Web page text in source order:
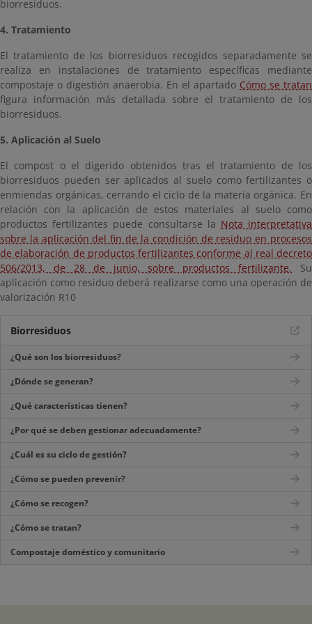
biorresiduos.
4. Tratamiento
El tratamiento de los biorresiduos recogidos separadamente se
realiza en instalaciones de tratamiento específicas mediante
compostaje o digestión anaerobia. En el apartado Cómo se tratan
figura información más detallada sobre el tratamiento de los
biorresiduos.
5. Aplicación al Suelo
El compost o el digerido obtenidos tras el tratamiento de los
biorresiduos pueden ser aplicados al suelo como fertilizantes o
enmiendas orgánicas, cerrando el ciclo de la materia orgánica. En
relación con la aplicación de estos materiales al suelo como
productos fertilizantes puede consultarse la Nota interpretativa
sobre la aplicación del fin de la condición de residuo en procesos
de elaboración de productos fertilizantes conforme al real decreto
506/2013, de 28 de junio, sobre productos fertilizante. Su
aplicación como residuo deberá realizarse como una operación de
valorización R10
Biorresiduos
¿Qué son los biorresiduos?
¿Dónde se generan?
¿Qué características tienen?
¿Por qué se deben gestionar adecuadamente?
¿Cuál es su ciclo de gestión?
¿Cómo se pueden prevenir?
¿Cómo se recogen?
¿Cómo se tratan?
Compostaje doméstico y comunitario